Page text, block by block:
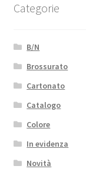
Categorie
B/N
Brossurato
Cartonato
Catalogo
Colore
In evidenza
Novità